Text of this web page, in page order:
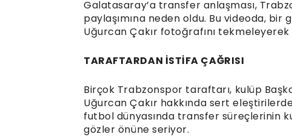
Galatasaray’a transfer anlaşması,
paylaşımına neden oldu. Bu videoda,
Uğurcan Çakır fotoğrafını
TARAFTARDAN İSTİFA ÇAĞRISI
Birçok Trabzonspor taraftarı, kulüp
Uğurcan Çakır hakkında sert
futbol dünyasında transfer süreçlerinin
gözler önüne seriyor.